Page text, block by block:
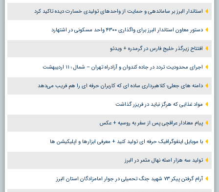
استاندار البرز بر ساماندهی و حمایت از واحدهای تولیدی خسارت دیده تاکید کرد
دستور معاون استاندار البرز برای واگذاری ۴۳۰۰ واحد مسکونی در اشتهارد
افتتاح زیرگذر خلیج فارس در گرمدره + ویدئو
اجرای محدودیت تردد در جاده کندوان و آزادراه تهران – شمال ؛ ١١ اردیبهشت
دامنه های جعلی؛ کلاهبرداری ساده ای که کاربران حرفه ای را هم فریب می‌دهد
مواد غذایی که هرگز نباید در فریزر گذاشت
پیام معنادار عراقچی پس از سفر به روسیه + عکس
با موبایل اینفوگرافیک حرفه ای تولید کنید + معرفی ابزارها و اپلیکیشن ها
تولید سه هزار اصله نهال مثمر در البرز
آرام گرفتن پیکر ۷۳ شهید جنگ تحمیلی در جوار امامزادگان استان البرز